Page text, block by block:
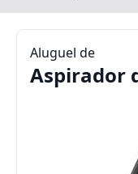
Aluguel de
Aspirador